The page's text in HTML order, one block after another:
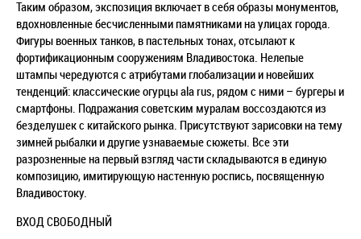
Таким образом, экспозиция включает в себя образы монументов,
вдохновленные бесчисленными памятниками на улицах города.
Фигуры военных танков, в пастельных тонах, отсылают к
фортификационным сооружениям Владивостока. Нелепые
штампы чередуются с атрибутами глобализации и новейших
тенденций: классические огурцы ala rus, рядом с ними – бургеры и
смартфоны. Подражания советским муралам воссоздаются из
безделушек с китайского рынка. Присутствуют зарисовки на тему
зимней рыбалки и другие узнаваемые сюжеты. Все эти
разрозненные на первый взгляд части складываются в единую
композицию, имитирующую настенную роспись, посвященную
Владивостоку.
ВХОД СВОБОДНЫЙ